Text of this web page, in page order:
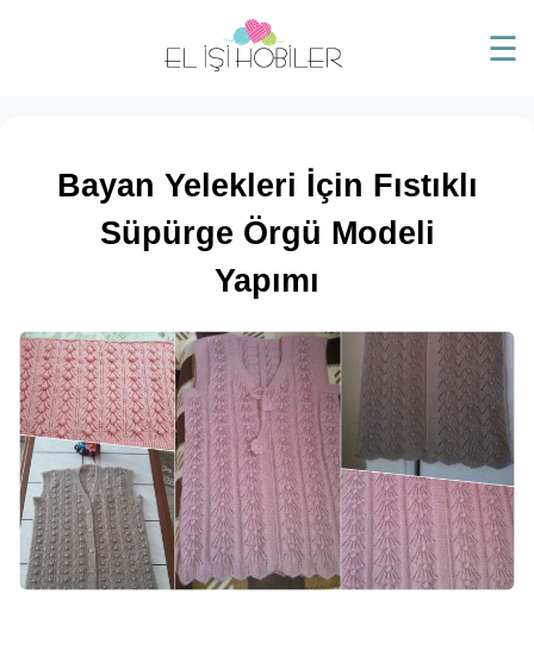
☰
Bayan Yelekleri İçin Fıstıklı
Süpürge Örgü Modeli
Yapımı